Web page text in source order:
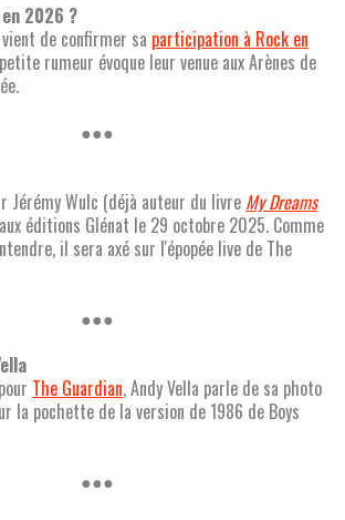
2026 ?
de confirmer sa participation à Rock en
rumeur évoque leur venue aux Arènes de
●●●
Jérémy Wulc (déjà auteur du livre My Dreams
éditions Glénat le 29 octobre 2025. Comme
il sera axé sur l'épopée live de The
●●●
The Guardian, Andy Vella parle de sa photo
la pochette de la version de 1986 de Boys
●●●